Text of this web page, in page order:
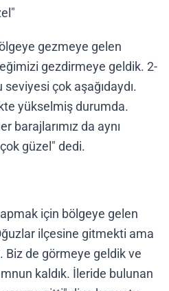
gezmeye gelen
gezdirmeye geldik. 2-
çok aşağıdaydı.
yükselmiş durumda.
barajlarımız da aynı
güzel" dedi.
için bölgeye gelen
ilçesine gitmekti ama
Biz de görmeye geldik ve
kaldık. İleride bulunan